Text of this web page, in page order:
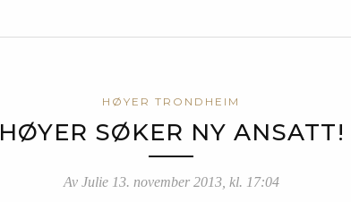
HØYER TRONDHEIM
HØYER SØKER NY ANSATT!
Av Julie 13. november 2013, kl. 17:04